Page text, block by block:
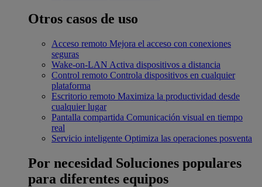
Otros casos de uso
Acceso remoto Mejora el acceso con conexiones
seguras
Wake-on-LAN Activa dispositivos a distancia
Control remoto Controla dispositivos en cualquier
plataforma
Escritorio remoto Maximiza la productividad desde
cualquier lugar
Pantalla compartida Comunicación visual en tiempo
real
Servicio inteligente Optimiza las operaciones posventa
Por necesidad Soluciones populares
para diferentes equipos